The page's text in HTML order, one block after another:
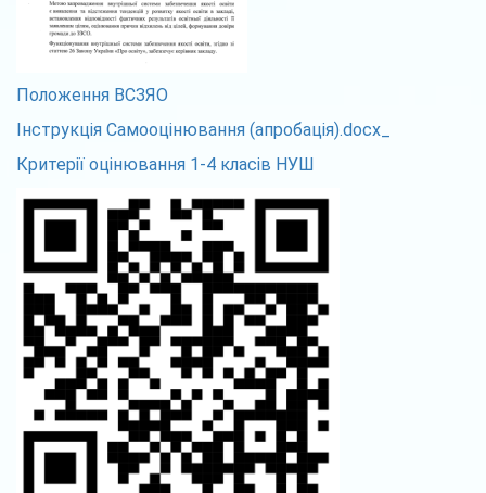
Положення ВСЗЯО
Інструкція Самооцінювання (апробація).docx_
Критерії оцінювання 1-4 класів НУШ